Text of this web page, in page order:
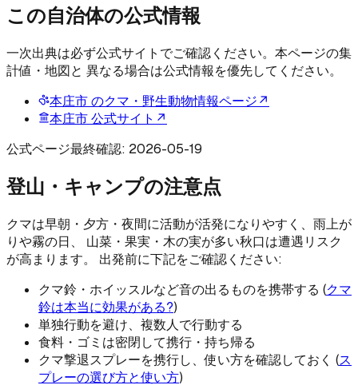
この自治体の公式情報
一次出典は必ず公式サイトでご確認ください。本ページの集
計値・地図と 異なる場合は公式情報を優先してください。
本庄市のクマ・野生動物情報ページ↗
本庄市公式サイト ↗
公式ページ最終確認: 2026-05-19
登山・キャンプの注意点
クマは早朝・夕方・夜間に活動が活発になりやすく、雨上が
りや霧の日、 山菜・果実・木の実が多い秋口は遭遇リスク
が高まります。 出発前に下記をご確認ください:
クマ鈴・ホイッスルなど音の出るものを携帯する (クマ
鈴は本当に効果がある?)
単独行動を避け、複数人で行動する
食料・ゴミは密閉して携行・持ち帰る
クマ撃退スプレーを携行し、使い方を確認しておく (ス
プレーの選び方と使い方)